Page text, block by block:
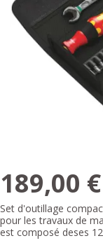
189,00
Set d'outillage
pour les travaux de
est composé deses